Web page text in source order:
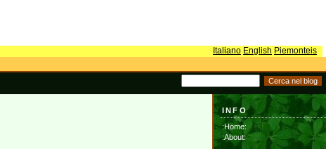
Italiano English Piemonteis
INFO
:Home:
:About: